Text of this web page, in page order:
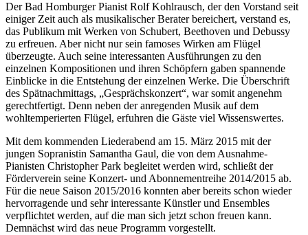
Der Bad Homburger Pianist Rolf Kohlrausch, der den Vorstand seit
einiger Zeit auch als musikalischer Berater bereichert, verstand es,
das Publikum mit Werken von Schubert, Beethoven und Debussy
zu erfreuen. Aber nicht nur sein famoses Wirken am Flügel
überzeugte. Auch seine interessanten Ausführungen zu den
einzelnen Kompositionen und ihren Schöpfern gaben spannende
Einblicke in die Entstehung der einzelnen Werke. Die Überschrift
des Spätnachmittags, „Gesprächskonzert“, war somit angenehm
gerechtfertigt. Denn neben der anregenden Musik auf dem
wohltemperierten Flügel, erfuhren die Gäste viel Wissenswertes.
Mit dem kommenden Liederabend am 15. März 2015 mit der
jungen Sopranistin Samantha Gaul, die von dem Ausnahme-
Pianisten Christopher Park begleitet werden wird, schließt der
Förderverein seine Konzert- und Abonnementreihe 2014/2015 ab.
Für die neue Saison 2015/2016 konnten aber bereits schon wieder
hervorragende und sehr interessante Künstler und Ensembles
verpflichtet werden, auf die man sich jetzt schon freuen kann.
Demnächst wird das neue Programm vorgestellt.